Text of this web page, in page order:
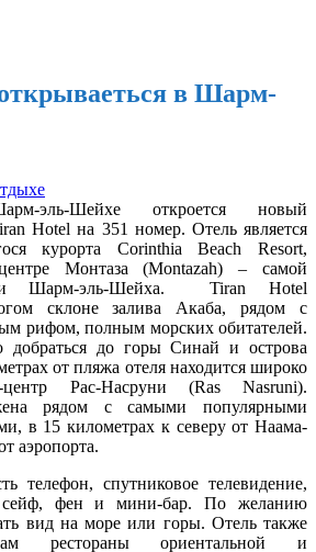
в Шарм-
Шейхе откроется новый
Hotel на 351 номер. Отель является
курорта Corinthia Beach Resort,
Монтаза (Montazah) – самой
Шарм-эль-Шейха. Tiran Hotel
склоне залива Акаба, рядом с
рифом, полным морских обитателей.
добраться до горы Синай и острова
от пляжа отеля находится широко
центр Рас-Насруни (Ras Nasruni).
рядом с самыми популярными
в 15 километрах к северу от Наама-
аэропорта.
телефон, спутниковое телевидение,
сейф, фен и мини-бар. По желанию
вид на море или горы. Отель также
рестораны ориентальной и